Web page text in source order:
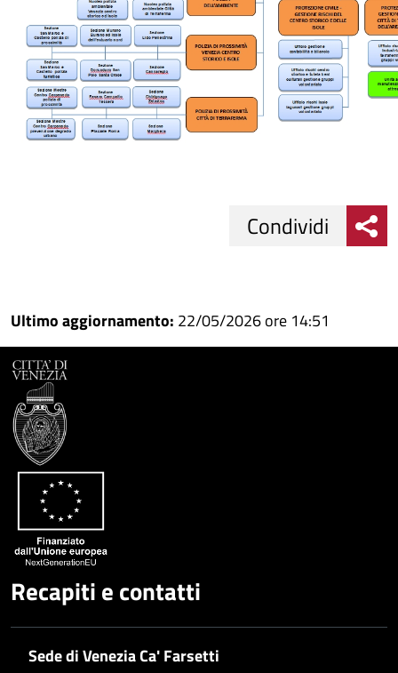
su
Facebook
Condividi
su
Condividi
Condividi
Ultimo aggiornamento: 22/05/2026 ore 14:51
Recapiti e contatti
Sede di Venezia Ca' Farsetti